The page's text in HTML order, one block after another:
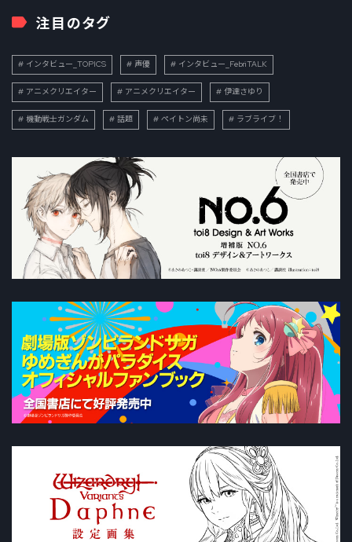
注目のタグ
インタビュー_TOPICS 声優 インタビュー_FebriTALK
アニメクリエイター アニメクリエイター 伊達さゆり
機動戦士ガンダム 話題 ペイトン尚未 ラブライブ！